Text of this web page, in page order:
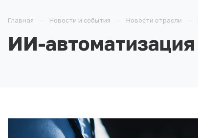
Главная Новости и события Новости отрасли
ИИ-